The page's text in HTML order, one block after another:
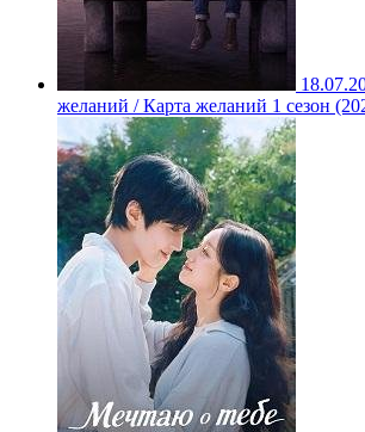
желаний / Карта желаний 1 сезон